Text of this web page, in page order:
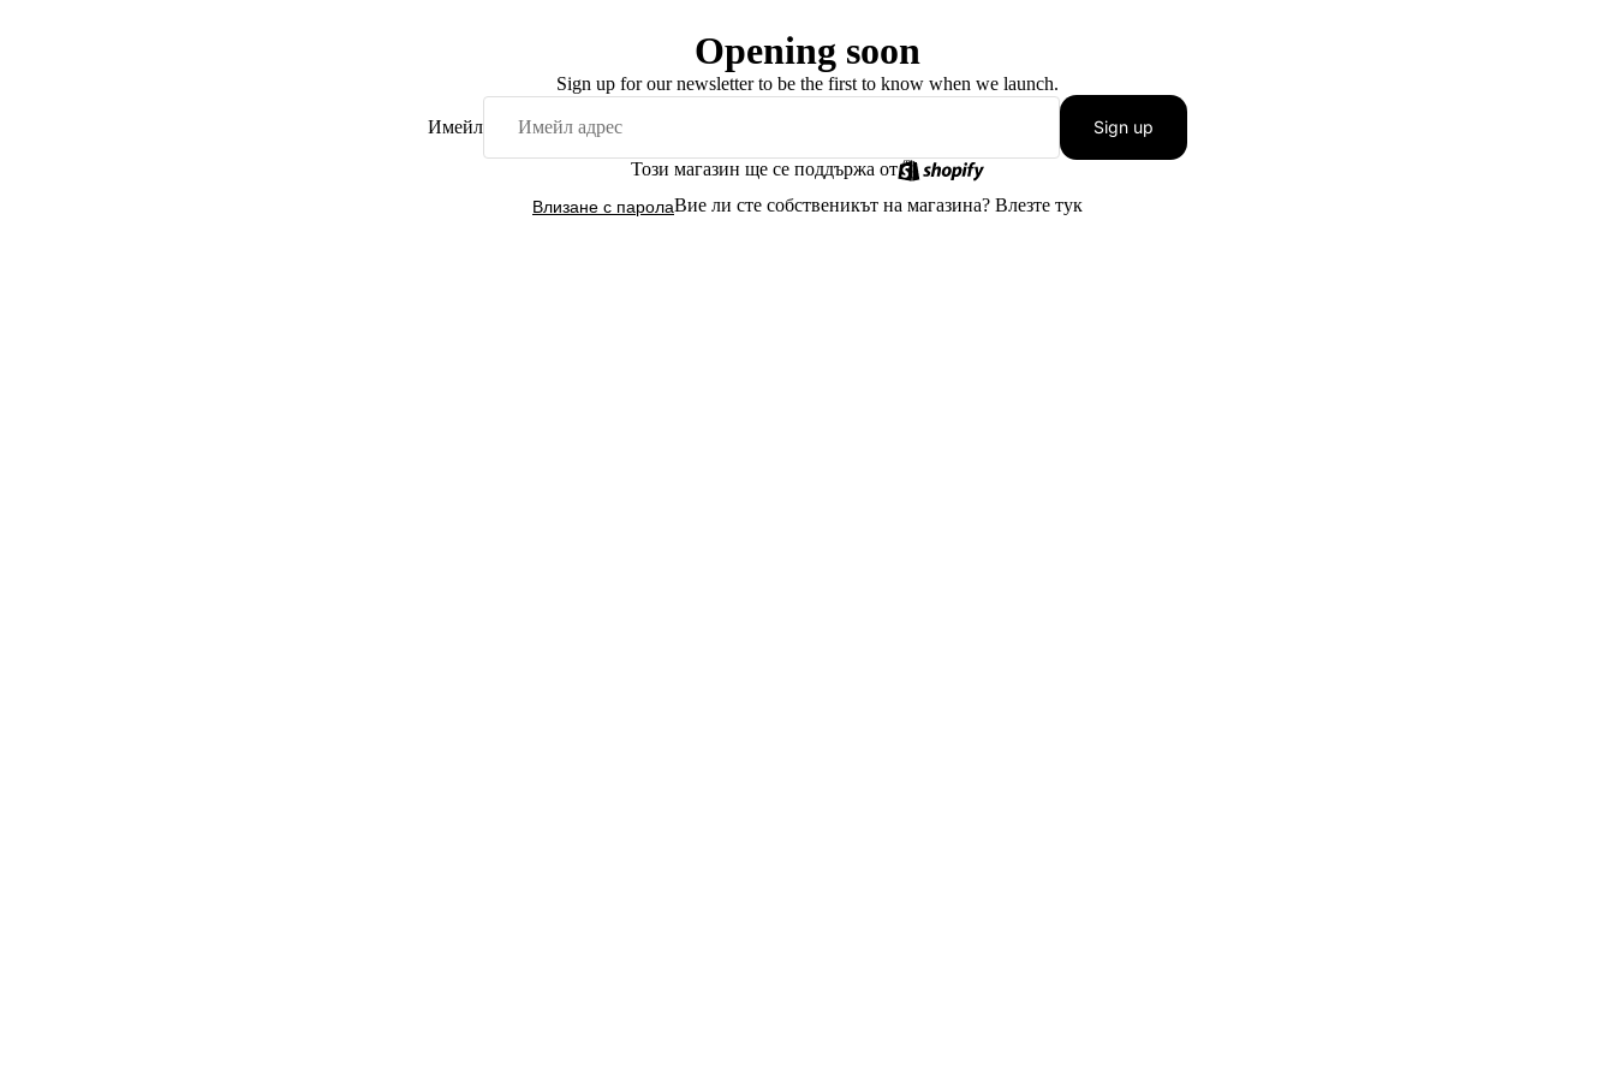
Opening soon
Sign up for our newsletter to be the first to know when we launch.
Имейл Sign up
Този магазин ще се поддържа от
Влизане с паролаВие ли сте собственикът на магазина? Влезте тук